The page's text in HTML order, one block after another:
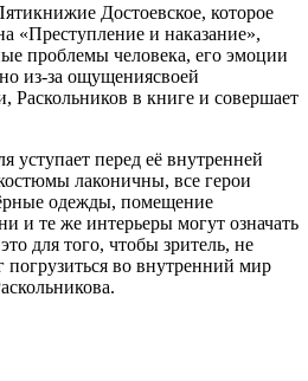
Достоевское, которое
«Преступление и наказание»,
проблемы человека, его эмоции
из-за ощущениясвоей
Раскольников в книге и совершает
уступает перед её внутренней
лаконичны, все герои
одежды, помещение
и те же интерьеры могут означать
для того, чтобы зритель, не
погрузиться во внутренний мир